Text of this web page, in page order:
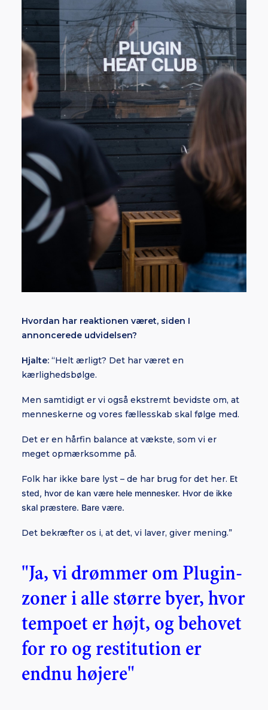
Hvordan har reaktionen været, siden I
annoncerede udvidelsen?
Hjalte: “Helt ærligt? Det har været en
kærlighedsbølge.
Men samtidigt er vi også ekstremt bevidste om, at
menneskerne og vores fællesskab skal følge med.
Det er en hårfin balance at vækste, som vi er
meget opmærksomme på.
Folk har ikke bare lyst – de har brug for det her. Et
sted, hvor de kan være hele mennesker. Hvor de ikke
skal præstere. Bare være.
Det bekræfter os i, at det, vi laver, giver mening.”
"Ja, vi drømmer om Plugin-
zoner i alle større byer, hvor
tempoet er højt, og behovet
for ro og restitution er
endnu højere"